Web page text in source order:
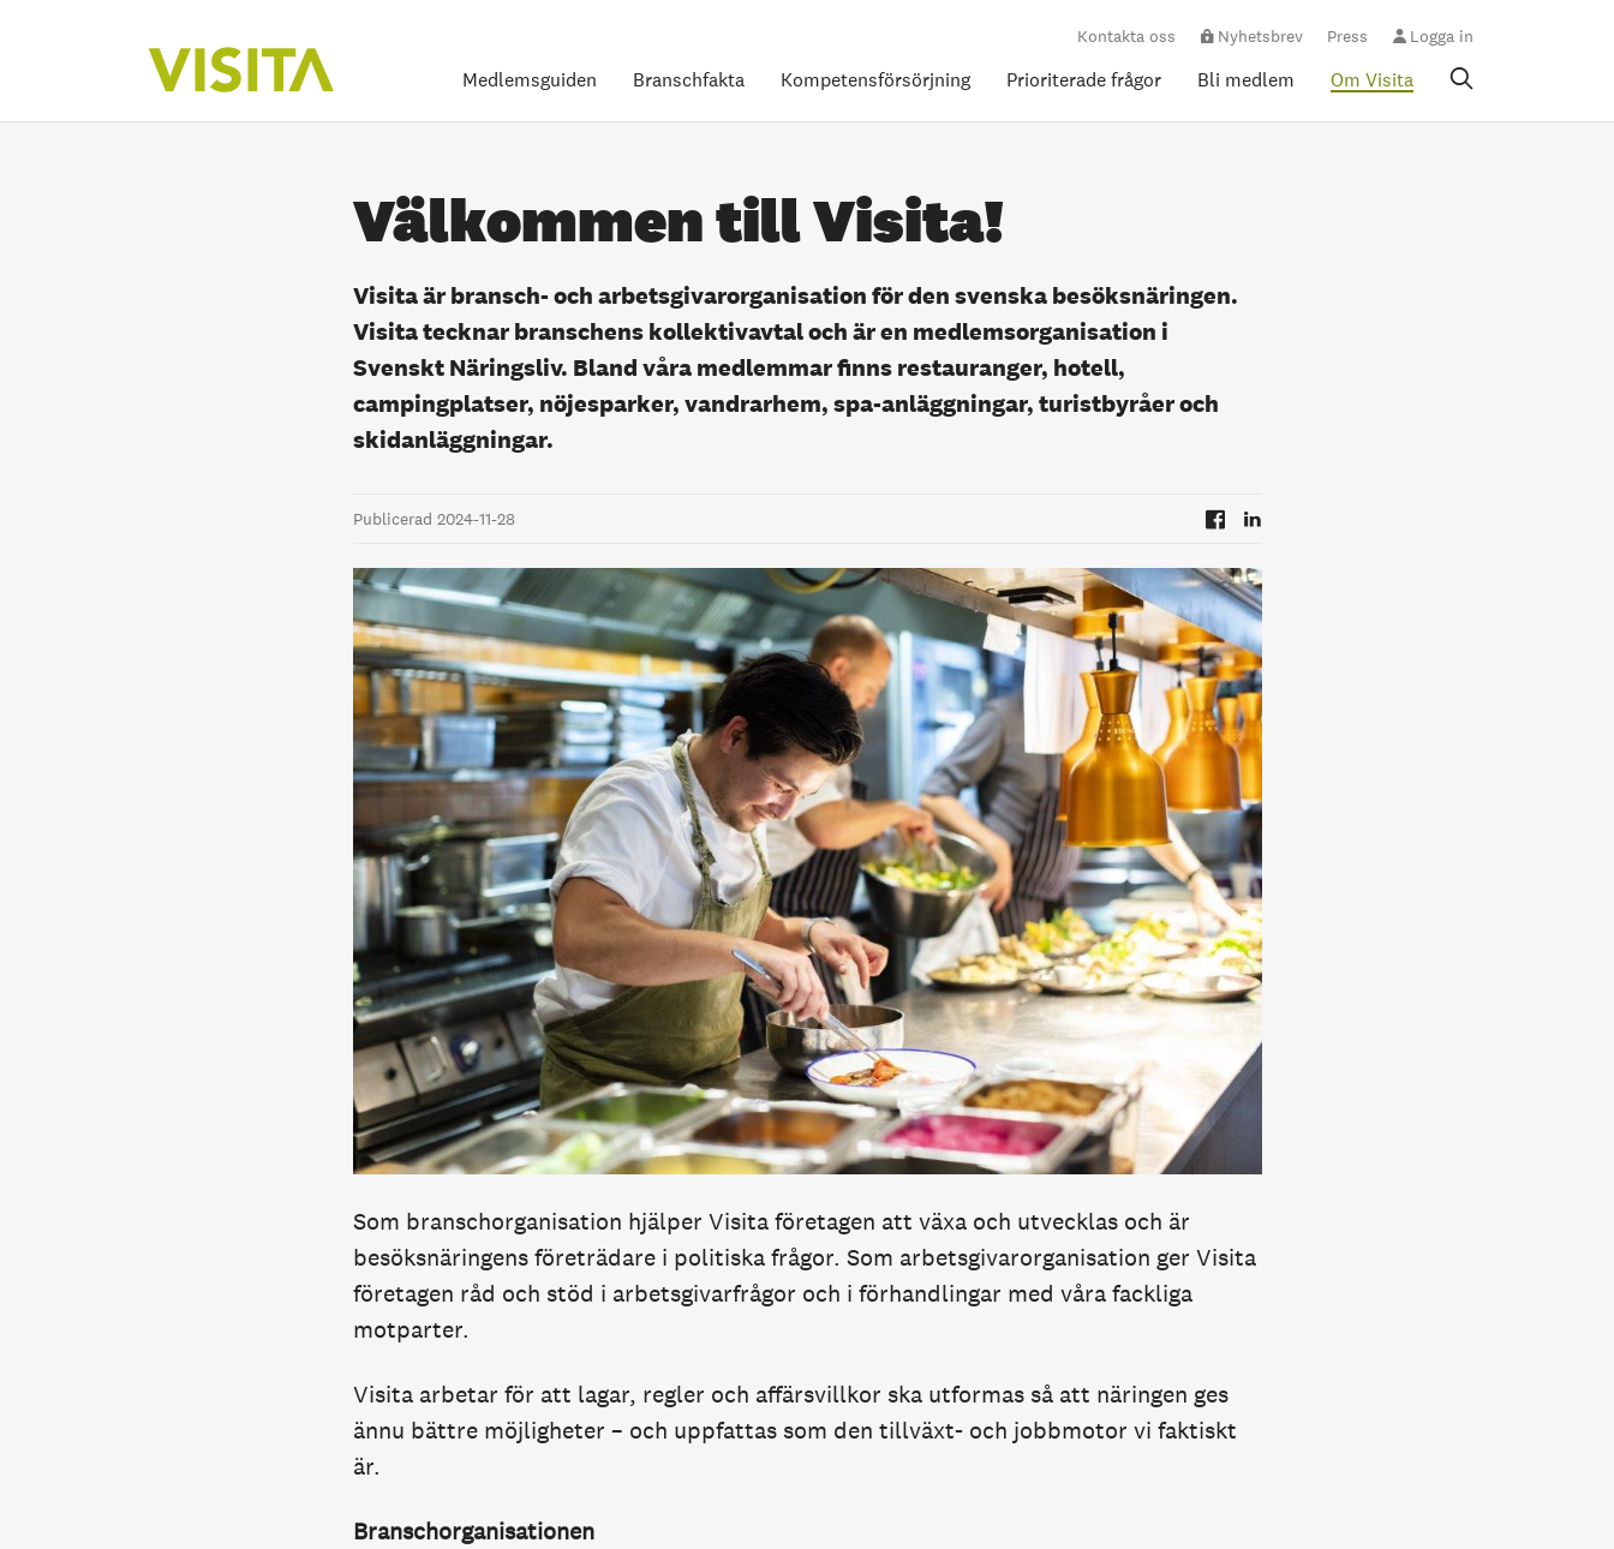
Medlemsguiden Branschfakta Kompetensförsörjning Prioriterade frågor Bli medlem Om Visita
Kontakta oss Nyhetsbrev Press Logga in
Välkommen till Visita!
Visita är bransch- och arbetsgivarorganisation för den svenska besöksnäringen.
Visita tecknar branschens kollektivavtal och är en medlemsorganisation i
Svenskt Näringsliv. Bland våra medlemmar finns restauranger, hotell,
campingplatser, nöjesparker, vandrarhem, spa-anläggningar, turistbyråer och
skidanläggningar.
Publicerad 2024-11-28
Som branschorganisation hjälper Visita företagen att växa och utvecklas och är
besöksnäringens företrädare i politiska frågor. Som arbetsgivarorganisation ger Visita
företagen råd och stöd i arbetsgivarfrågor och i förhandlingar med våra fackliga
motparter.
Visita arbetar för att lagar, regler och affärsvillkor ska utformas så att näringen ges
ännu bättre möjligheter – och uppfattas som den tillväxt- och jobbmotor vi faktiskt
är.
Branschorganisationen